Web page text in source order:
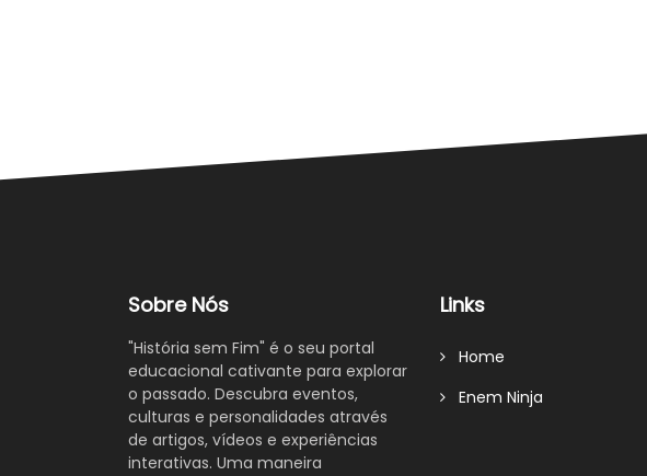
Sobre Nós
"História sem Fim" é o seu portal
educacional cativante para explorar
o passado. Descubra eventos,
culturas e personalidades através
de artigos, vídeos e experiências
interativas. Uma maneira
Links
Home
Enem Ninja